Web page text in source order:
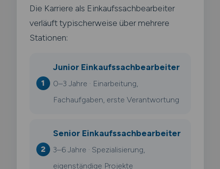
Die Karriere als Einkaufssachbearbeiter
verläuft typischerweise über mehrere
Stationen:
Junior Einkaufssachbearbeiter
0–3 Jahre · Einarbeitung,
Fachaufgaben, erste Verantwortung
Senior Einkaufssachbearbeiter
3–6 Jahre · Spezialisierung,
eigenständige Projekte